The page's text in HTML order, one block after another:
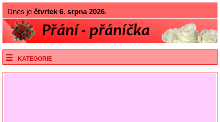
Dnes je čtvrtek 6. srpna 2026.
KATEGORIE